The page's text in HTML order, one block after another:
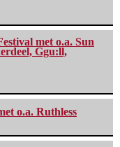
met o.a. Sun
Ggu:ll,
o.a. Ruthless